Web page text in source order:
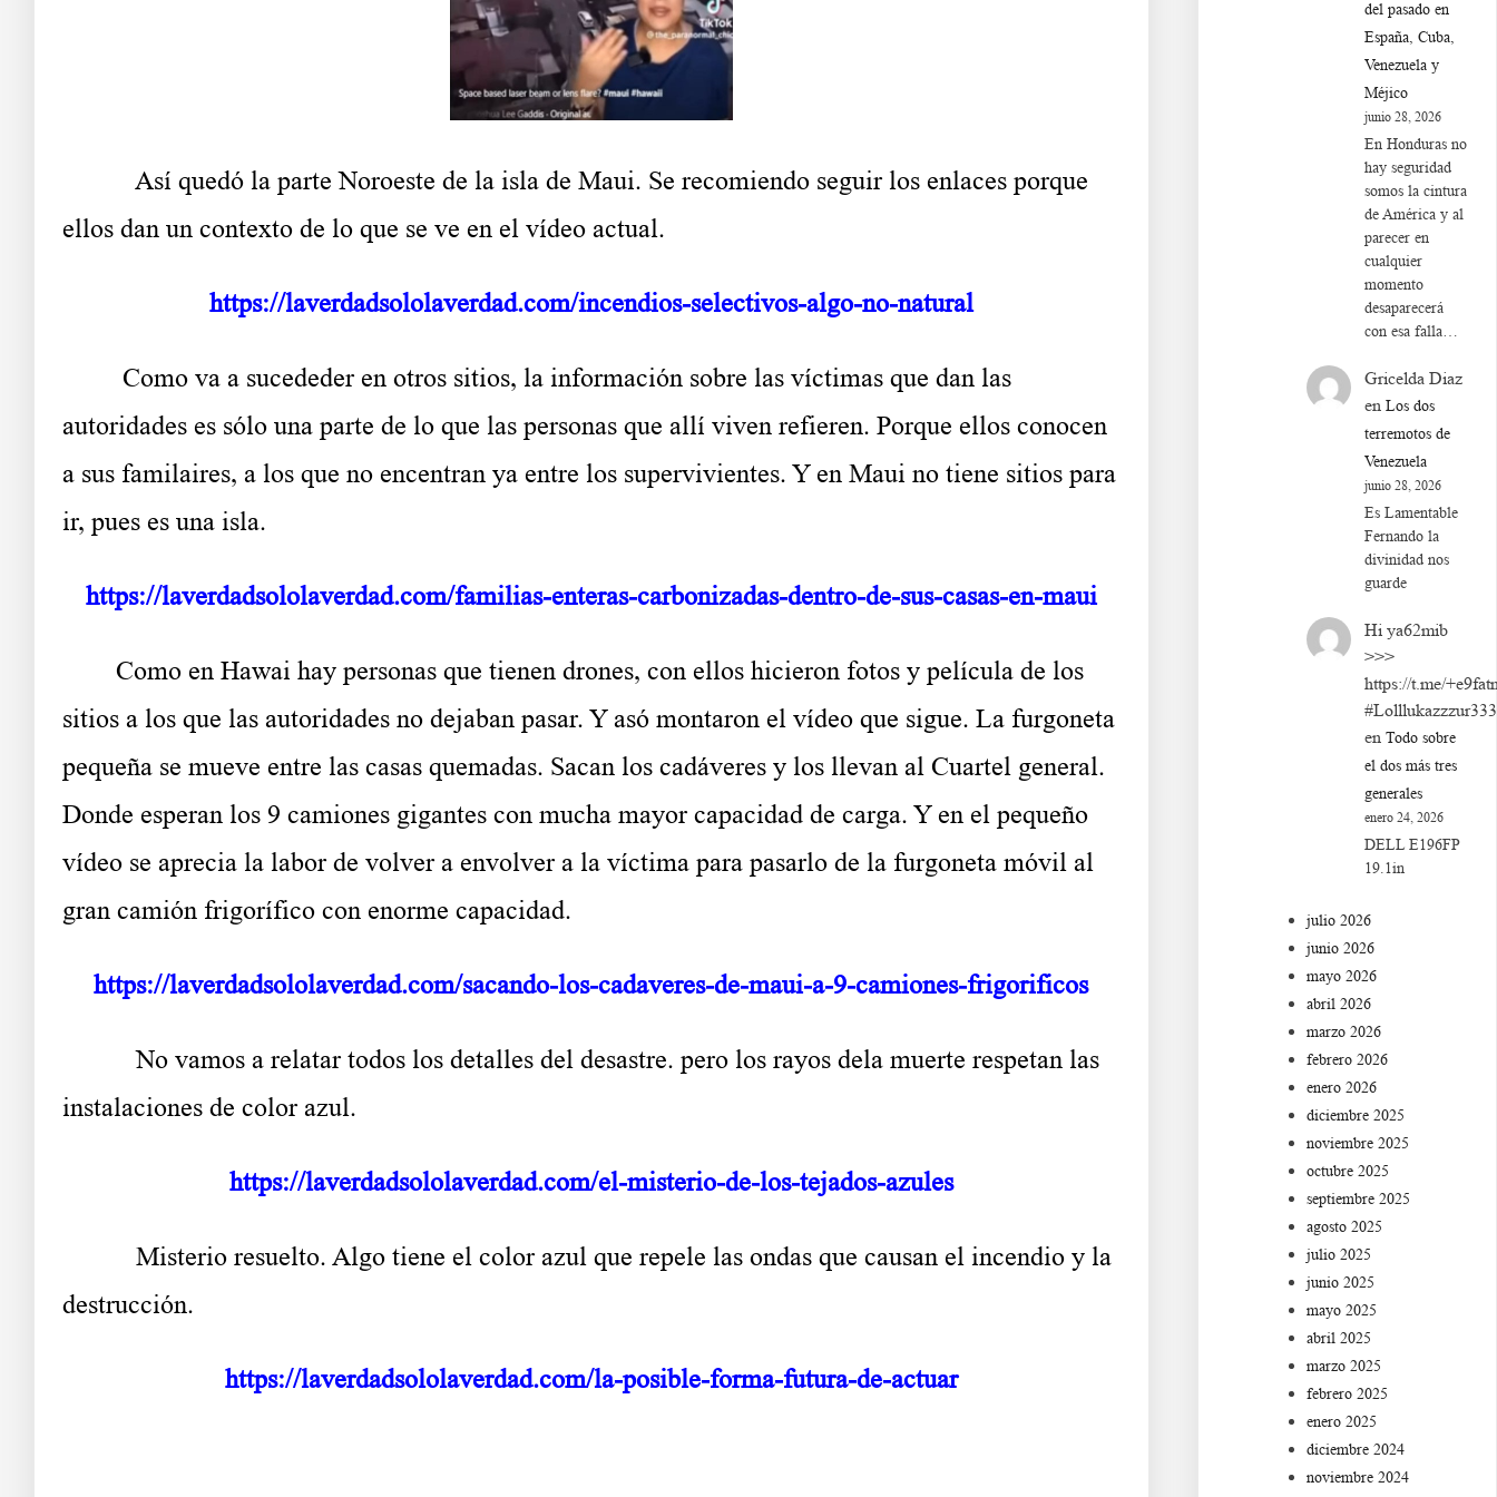
Así quedó la parte Noroeste de la isla de Maui. Se recomiendo seguir los enlaces porque
ellos dan un contexto de lo que se ve en el vídeo actual.
https://laverdadsololaverdad.com/incendios-selectivos-algo-no-natural
Como va a sucededer en otros sitios, la información sobre las víctimas que dan las
autoridades es sólo una parte de lo que las personas que allí viven refieren. Porque ellos conocen
a sus familaires, a los que no encentran ya entre los supervivientes. Y en Maui no tiene sitios para
ir, pues es una isla.
https://laverdadsololaverdad.com/familias-enteras-carbonizadas-dentro-de-sus-casas-en-maui
Como en Hawai hay personas que tienen drones, con ellos hicieron fotos y película de los
sitios a los que las autoridades no dejaban pasar. Y asó montaron el vídeo que sigue. La furgoneta
pequeña se mueve entre las casas quemadas. Sacan los cadáveres y los llevan al Cuartel general.
Donde esperan los 9 camiones gigantes con mucha mayor capacidad de carga. Y en el pequeño
vídeo se aprecia la labor de volver a envolver a la víctima para pasarlo de la furgoneta móvil al
gran camión frigorífico con enorme capacidad.
https://laverdadsololaverdad.com/sacando-los-cadaveres-de-maui-a-9-camiones-frigorificos
No vamos a relatar todos los detalles del desastre. pero los rayos dela muerte respetan las
instalaciones de color azul.
https://laverdadsololaverdad.com/el-misterio-de-los-tejados-azules
Misterio resuelto. Algo tiene el color azul que repele las ondas que causan el incendio y la
destrucción.
https://laverdadsololaverdad.com/la-posible-forma-futura-de-actuar
del pasado en
España, Cuba,
Venezuela y
Méjico
junio 28, 2026
En Honduras no
hay seguridad
somos la cintura
de América y al
parecer en
cualquier
momento
desaparecerá
con esa falla…
Gricelda Diaz
enLos dos
terremotos de
Venezuela
junio 28, 2026
Es Lamentable
Fernando la
divinidad nos
guarde
Hi ya62mib
>>>
https://t.me/
#Lolllukazzzur333
enTodo sobre
el dos más tres
generales
enero 24, 2026
DELL E196FP
19.1in
julio 2026
junio 2026
mayo 2026
abril 2026
marzo 2026
febrero 2026
enero 2026
diciembre 2025
noviembre 2025
octubre 2025
septiembre 2025
agosto 2025
julio 2025
junio 2025
mayo 2025
abril 2025
marzo 2025
febrero 2025
enero 2025
diciembre 2024
noviembre 2024